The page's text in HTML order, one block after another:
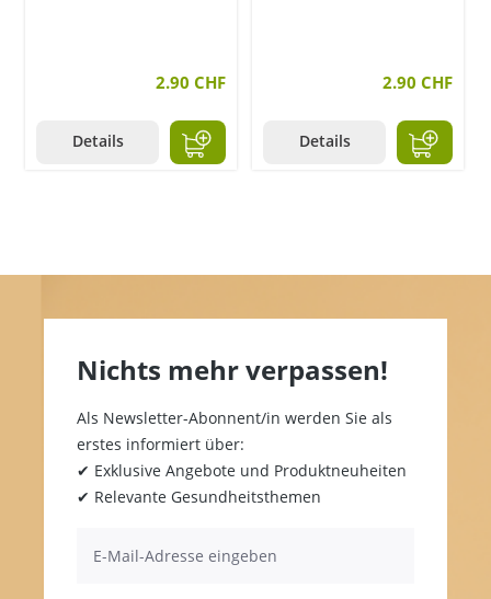
2.90 CHF
Details
2.90 CHF
Details
Nichts mehr verpassen!
Als Newsletter-Abonnent/in werden Sie als
erstes informiert über:
✔ Exklusive Angebote und Produktneuheiten
✔ Relevante Gesundheitsthemen